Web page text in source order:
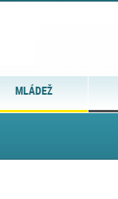
MLÁDEŽ